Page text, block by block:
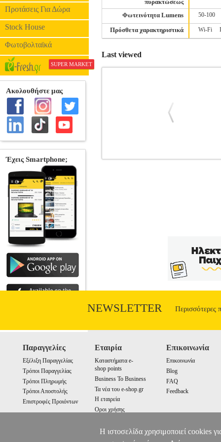
Προτάσεις Για Δώρα
Stock House
Φωτοβολταϊκά
SUPER MARKET
πυρακτώσεως
Φωτεινότητα Lumens
50-100
Πρόσθετα χαρακτηριστικά Wi-Fi
Last viewed
NEWSLETTER
Παραγγελίες
Εξέλιξη Παραγγελίας
Τρόποι Παραγγελίας
Τρόποι Πληρωμής
Τρόποι Αποστολής
Επιστροφές Προιόντων
Εταιρία
Καταστήματα e-
shop points
Business To Business
Τα νέα του e-shop.gr
Η εταιρεία
Οροι χρήσης
Επικοινωνία
Επικοινωνία
Blog
FAQ
Feedback
Η ιστοσελίδα χρησιμοποιεί cookies